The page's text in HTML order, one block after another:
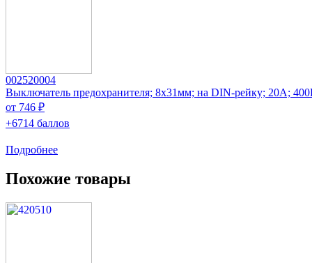
002520004
Выключатель предохранителя; 8x31мм; на DIN-рейку; 20А;
от 746 ₽
+6714 баллов
Подробнее
Похожие товары